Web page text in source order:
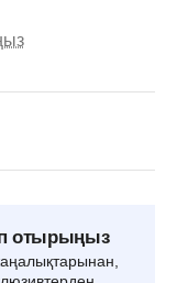
отырыңыз